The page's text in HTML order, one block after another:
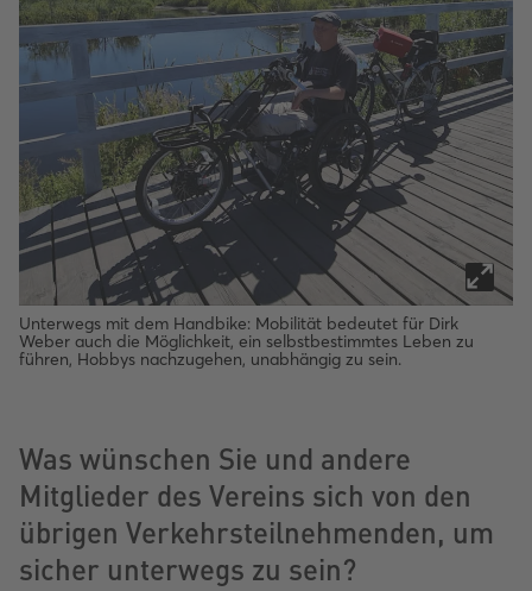
Unterwegs mit dem Handbike: Mobilität bedeutet für Dirk
Weber auch die Möglichkeit, ein selbstbestimmtes Leben zu
führen, Hobbys nachzugehen, unabhängig zu sein.
Was wünschen Sie und andere
Mitglieder des Vereins sich von den
übrigen Verkehrsteilnehmenden, um
sicher unterwegs zu sein?